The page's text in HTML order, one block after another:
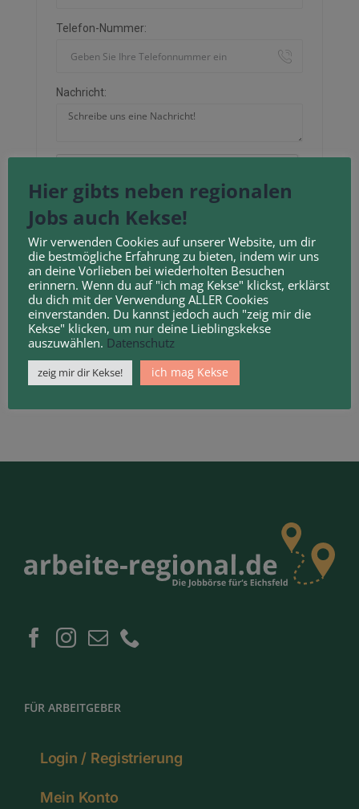
Telefon-Nummer:
Nachricht:
Neu laden
Durch Anklicken des Kontrollkästchens erklären
Sie sich mit unserenGeschäftsbedingungenund
Datenschutzbestimmungen einverstanden.
FÜR ARBEITGEBER
Login / Registrierung
Mein Konto
Hier gibts neben regionalen
Jobs auch Kekse!
Wir verwenden Cookies auf unserer Website, um dir
die bestmögliche Erfahrung zu bieten, indem wir uns
an deine Vorlieben bei wiederholten Besuchen
erinnern. Wenn du auf "ich mag Kekse" klickst, erklärst
du dich mit der Verwendung ALLER Cookies
einverstanden. Du kannst jedoch auch "zeig mir die
Kekse" klicken, um nur deine Lieblingskekse
auszuwählen. Datenschutz
zeig mir dir Kekse! ich mag Kekse